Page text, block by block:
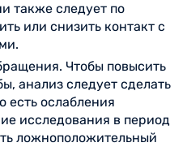
также следует по
или снизить контакт с
Чтобы повысить
анализ следует сделать
есть ослабления
исследования в период
ложноположительный